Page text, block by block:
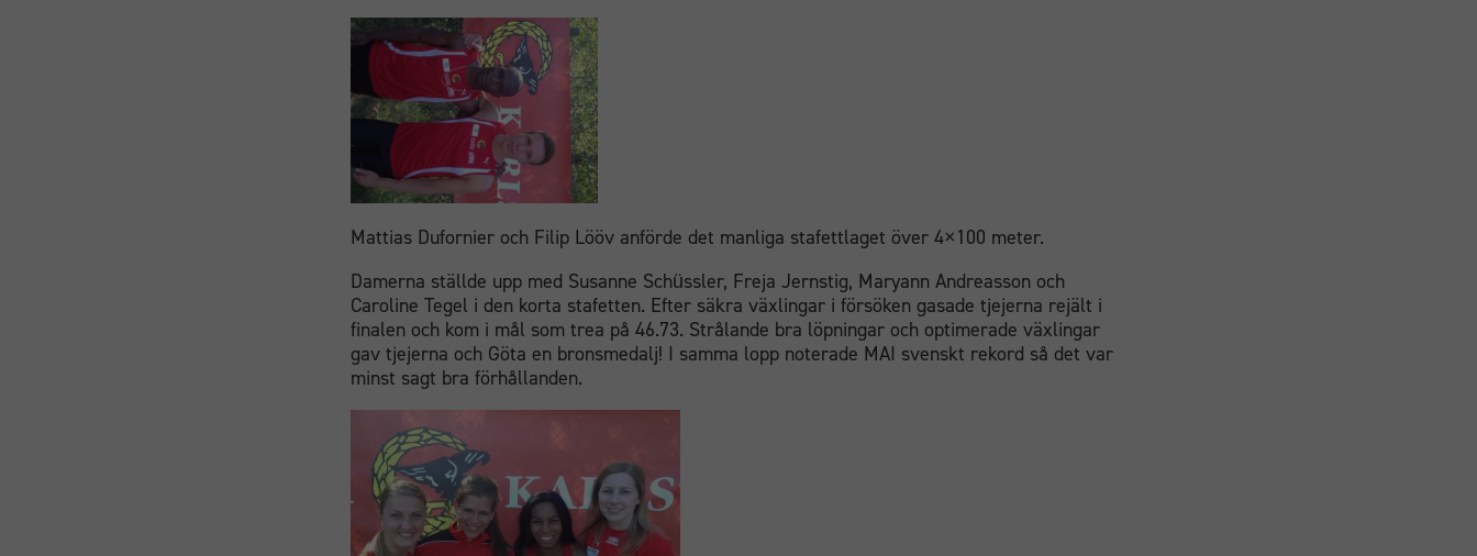
Mattias Dufornier och Filip Lööv anförde det manliga stafettlaget över 4×100 meter.
Damerna ställde upp med Susanne Schüssler, Freja Jernstig, Maryann Andreasson och
Caroline Tegel i den korta stafetten. Efter säkra växlingar i försöken gasade tjejerna rejält i
finalen och kom i mål som trea på 46.73. Strålande bra löpningar och optimerade växlingar
gav tjejerna och Göta en bronsmedalj! I samma lopp noterade MAI svenskt rekord så det var
minst sagt bra förhållanden.